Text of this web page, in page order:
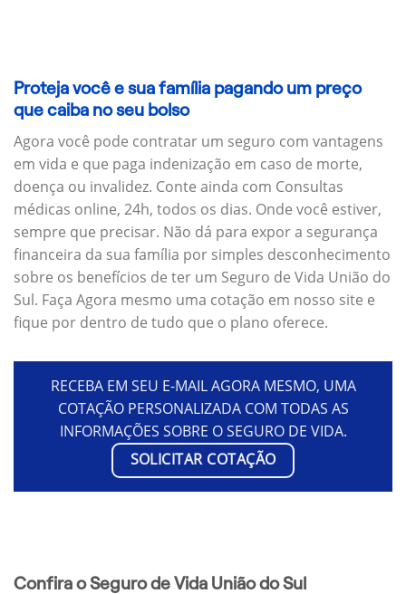
Proteja você e sua família pagando um preço
que caiba no seu bolso
Agora você pode contratar um seguro com vantagens
em vida e que paga indenização em caso de morte,
doença ou invalidez. Conte ainda com Consultas
médicas online, 24h, todos os dias. Onde você estiver,
sempre que precisar. Não dá para expor a segurança
financeira da sua família por simples desconhecimento
sobre os benefícios de ter um Seguro de Vida União do
Sul. Faça Agora mesmo uma cotação em nosso site e
fique por dentro de tudo que o plano oferece.
RECEBA EM SEU E-MAIL AGORA MESMO, UMA
COTAÇÃO PERSONALIZADA COM TODAS AS
INFORMAÇÕES SOBRE O SEGURO DE VIDA.
SOLICITAR COTAÇÃO
Confira o Seguro de Vida União do Sul